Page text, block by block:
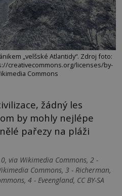
„velšské Atlantidy“. Zdroj foto:
creativecommons.org/licenses/by-
Commons
žádný les
by mohly nejlépe
pařezy na pláži
via Wikimedia Commons, 2 -
Commons, 3 - Richerman,
4 - Eveengland, CC BY-SA